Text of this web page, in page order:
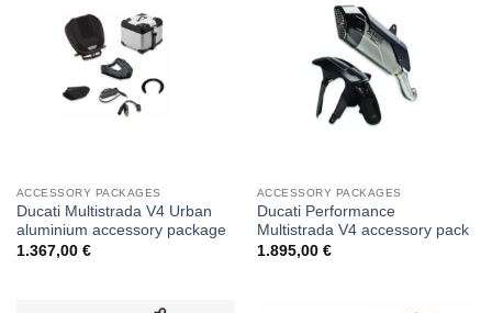
ACCESSORY PACKAGES
Ducati Multistrada V4 Urban
aluminium accessory package
1.367,00 €
ACCESSORY PACKAGES
Ducati Performance
Multistrada V4 accessory pack
1.895,00 €